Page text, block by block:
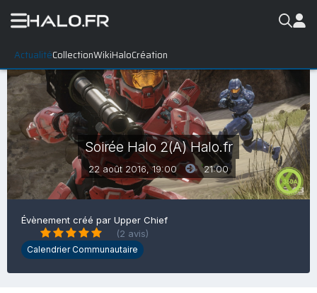
ActualitéCollectionWikiHaloCréation
Soirée Halo 2(A) Halo.fr
22 août 2016, 19:00 21:00
Évènement créé par Upper Chief
(2 avis)
Calendrier Communautaire